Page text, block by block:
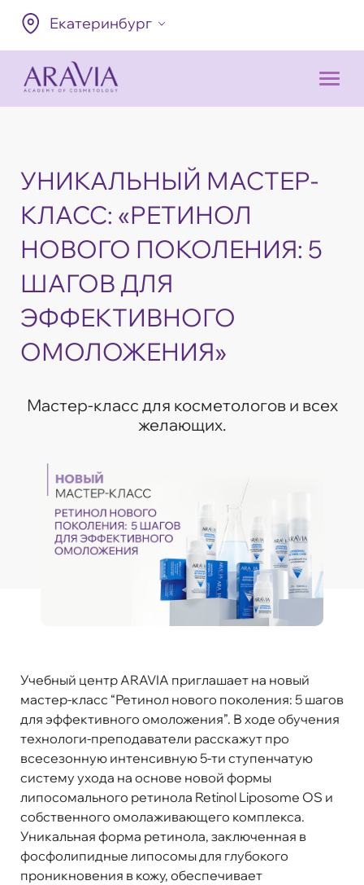
Екатеринбург
УНИКАЛЬНЫЙ МАСТЕР-
КЛАСС: «РЕТИНОЛ
НОВОГО ПОКОЛЕНИЯ: 5
ШАГОВ ДЛЯ
ЭФФЕКТИВНОГО
ОМОЛОЖЕНИЯ»
Мастер-класс для косметологов и всех
желающих.
Учебный центр ARAVIA приглашает на новый
мастер-класс “Ретинол нового поколения: 5 шагов
для эффективного омоложения”. В ходе обучения
технологи-преподаватели расскажут про
всесезонную интенсивную 5-ти ступенчатую
систему ухода на основе новой формы
липосомального ретинола Retinol Liposome OS и
собственного омолаживающего комплекса.
Уникальная форма ретинола, заключенная в
фосфолипидные липосомы для глубокого
проникновения в кожу, обеспечивает